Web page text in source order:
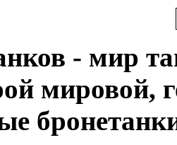
- мир
мировой,